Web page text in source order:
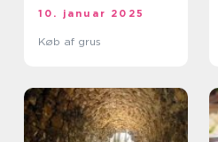
10. januar 2025
Køb af grus